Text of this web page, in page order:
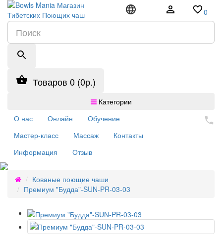
0
Товаров 0 (0р.)
Категории
О нас
Онлайн
Обучение
Мастер-класс
Массаж
Контакты
Информация
Отзыв
Кованые поющие чаши
Премиум "Будда"-SUN-PR-03-03